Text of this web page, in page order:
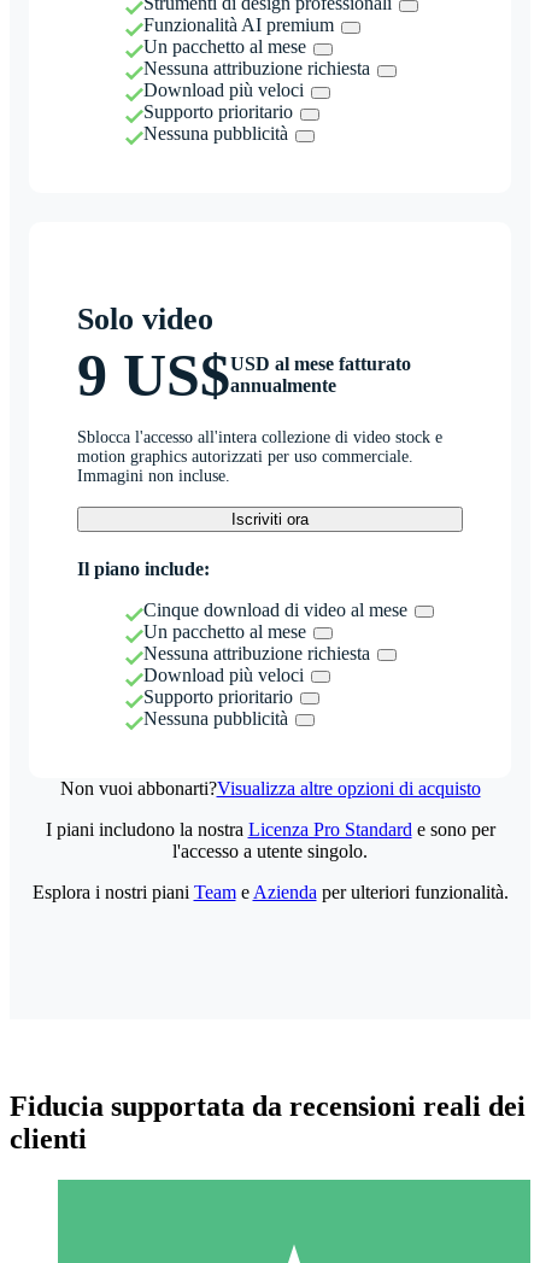
Funzionalità AI premium
Un pacchetto al mese
Nessuna attribuzione richiesta
Download più veloci
Supporto prioritario
Nessuna pubblicità
Solo video
9 US$USD al mese fatturato
annualmente
Sblocca l'accesso all'intera collezione di video stock e
motion graphics autorizzati per uso commerciale.
Immagini non incluse.
Iscriviti ora
Il piano include:
Cinque download di video al mese
Un pacchetto al mese
Nessuna attribuzione richiesta
Download più veloci
Supporto prioritario
Nessuna pubblicità
Non vuoi abbonarti?Visualizza altre opzioni di acquisto
I piani includono la nostra Licenza Pro Standard e sono per
l'accesso a utente singolo.
Esplora i nostri piani Teame Azienda per ulteriori funzionalità.
Fiducia supportata da recensioni reali dei
clienti